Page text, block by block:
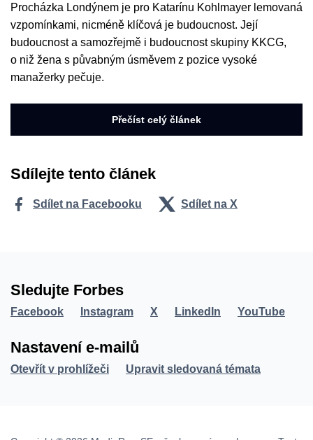
Procházka Londýnem je pro Katarínu Kohlmayer lemovaná
vzpomínkami, nicméně klíčová je budoucnost. Její
budoucnost a samozřejmě i budoucnost skupiny KKCG,
o niž žena s půvabným úsměvem z pozice vysoké
manažerky pečuje.
Přečíst celý článek
Sdílejte tento článek
Sdílet na Facebooku Sdílet na X
Sledujte Forbes
Facebook Instagram X LinkedIn YouTube
Nastavení e-mailů
Otevřít v prohlížeči Upravit sledovaná témata